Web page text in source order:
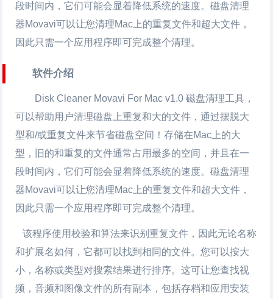
段时间内，它们可能会显着降低系统的速度。磁盘清理
器Movavi可以让您清理Mac上的重复文件和超大文件，
因此只需一个应用程序即可完成整个清理。
软件介绍
Disk Cleaner Movavi For Mac v1.0 磁盘清理工具，
可以帮助用户清理磁盘上重复和大的文件，通过摆脱大
型和/或重复文件来节省磁盘空间！存储在Mac上的大
型，旧的和重复的文件通常占用最多的空间，并且在一
段时间内，它们可能会显着降低系统的速度。磁盘清理
器Movavi可以让您清理Mac上的重复文件和超大文件，
因此只需一个应用程序即可完成整个清理。
该程序使用校验和算法来识别重复文件，因此无论名称
和扩展名如何，它都可以找到相同的文件。您可以按大
小，名称或类型对搜索结果进行排序。这可让您查找视
频，音频和图像文件的所有副本，包括存档和应用安装